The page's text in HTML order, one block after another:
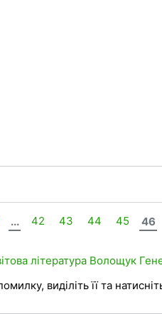
... 42 43 44 45 46
література Волощук
виділіть її та